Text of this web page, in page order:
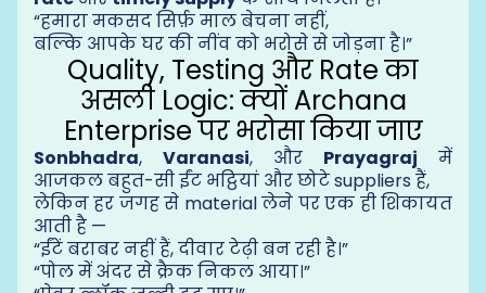
“हमारा मकसद सिर्फ़ माल बेचना नहीं,
बल्कि आपके घर की नींव को भरोसे से जोड़ना है।”
Quality, Testing और Rate का
असली Logic: क्यों Archana
Enterprise पर भरोसा किया जाए
Sonbhadra, Varanasi, और Prayagraj में
आजकल बहुत-सी ईंट भट्ठियां और छोटे suppliers हैं,
लेकिन हर जगह से material लेने पर एक ही शिकायत
आती है —
“ईंटें बराबर नहीं हैं, दीवार टेढ़ी बन रही है।”
“पोल में अंदर से क्रैक निकल आया।”